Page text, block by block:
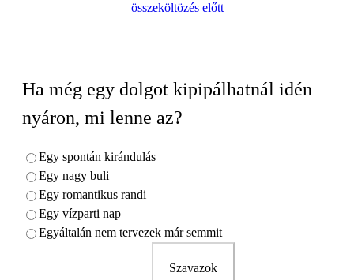
összeköltözés előtt
Ha még egy dolgot kipipálhatnál idén
nyáron, mi lenne az?
Egy spontán kirándulás
Egy nagy buli
Egy romantikus randi
Egy vízparti nap
Egyáltalán nem tervezek már semmit
Szavazok